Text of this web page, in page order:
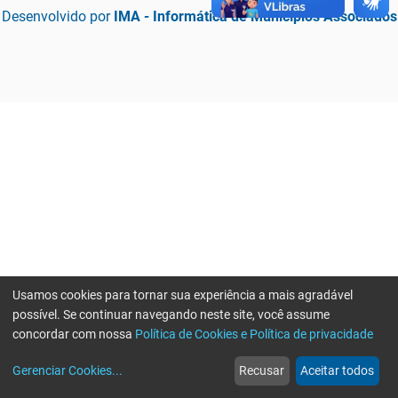
Desenvolvido por IMA - Informática de Municípios Associados
web
Notícias
more_horiz
Mais
Usamos cookies para tornar sua experiência a mais agradável
possível. Se continuar navegando neste site, você assume
concordar com nossa Política de Cookies e Política de privacidade
Gerenciar Cookies... Recusar Aceitar todos
Erro ao enviar informações, por favor tente novamente